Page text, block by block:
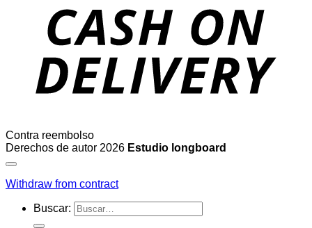
Contra reembolso
Derechos de autor 2026 Estudio longboard
Withdraw from contract
Buscar: